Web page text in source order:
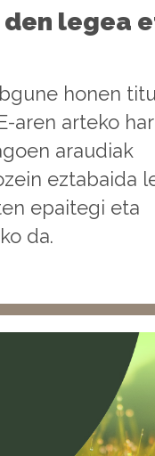
den legea
honen
aren arteko
araudiak
eztabaida
epaitegi eta
da.